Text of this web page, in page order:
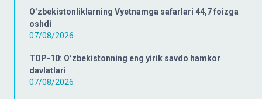
Oʻzbekistonliklarning Vyetnamga safarlari 44,7 foizga
oshdi
07/08/2026
TOP-10: Oʻzbekistonning eng yirik savdo hamkor
davlatlari
07/08/2026